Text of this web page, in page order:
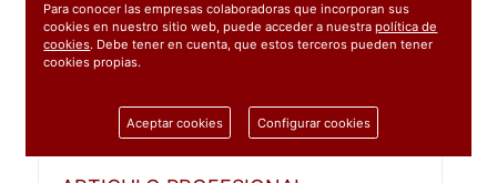
Para conocer las empresas colaboradoras que incorporan sus
cookies en nuestro sitio web, puede acceder a nuestrapolítica de
cookies. Debe tener en cuenta, que estos terceros pueden tener
cookies propias.
Aceptar cookies Configurar cookies